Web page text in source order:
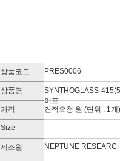
상품코드 PRES0006
상품명
SYNTHOGLASS-
이프
가격
견적요청 원 (단위 : 1개)
Size
제조원 NEPTUNE